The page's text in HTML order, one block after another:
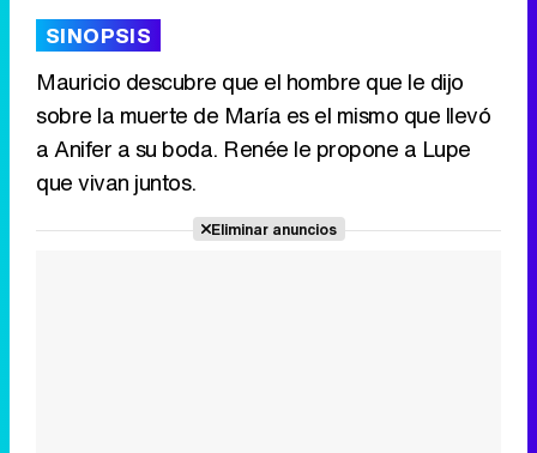
Tráiler de '33 días', la nueva serie de Atresplayer con Julián Villagrán y José Manuel Poga
SINOPSIS
Mauricio descubre que el hombre que le dijo
sobre la muerte de María es el mismo que llevó
a Anifer a su boda. Renée le propone a Lupe
que vivan juntos.
Eliminar anuncios